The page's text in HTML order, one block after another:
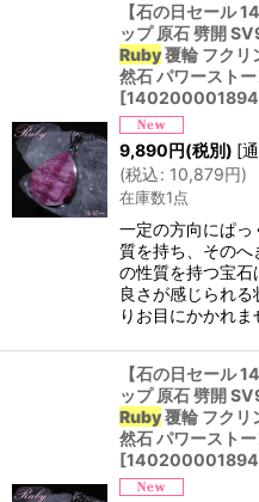
【石の日セール
ップ 原石 劈開
Ruby覆輪 フクリ
然石 パワースト
[
9,890円(税別) [
(税込: 10,879円)
在庫数1点
一定の方向にぱっ
質を持ち、そのへ
の性質を持つ宝
良さが感じられ
りお目にかかれ
【石の日セール
ップ 原石 劈開
Ruby覆輪 フクリ
然石 パワースト
[